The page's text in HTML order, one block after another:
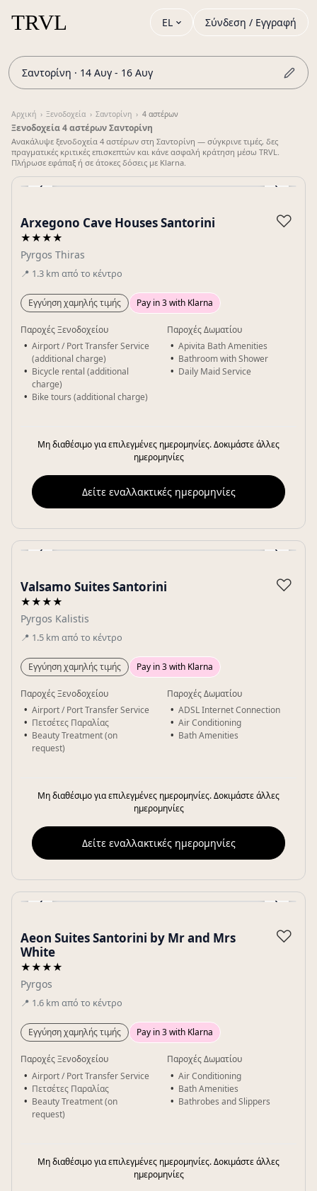
EL Σύνδεση / Εγγραφή
Σαντορίνη · 14 Αυγ - 16 Αυγ
Αρχική › Ξενοδοχεία › Σαντορίνη › 4 αστέρων
Ξενοδοχεία 4 αστέρων Σαντορίνη
Ανακάλυψε ξενοδοχεία 4 αστέρων στη Σαντορίνη — σύγκρινε τιμές, δες
πραγματικές κριτικές επισκεπτών και κάνε ασφαλή κράτηση μέσω TRVL.
Πλήρωσε εφάπαξ ή σε άτοκες δόσεις με Klarna.
‹ ›
Arxegono Cave Houses Santorini
★★★★
Pyrgos Thiras
📍 1.3 km από το κέντρο
♡
Εγγύηση χαμηλής τιμής Pay in 3 with Klarna
Παροχές Ξενοδοχείου
Airport / Port Transfer Service
(additional charge)
Bicycle rental (additional
charge)
Bike tours (additional charge)
Παροχές Δωματίου
Apivita Bath Amenities
Bathroom with Shower
Daily Maid Service
Μη διαθέσιμο για επιλεγμένες ημερομηνίες. Δοκιμάστε άλλες
ημερομηνίες
Δείτε εναλλακτικές ημερομηνίες
‹ ›
Valsamo Suites Santorini
★★★★
Pyrgos Kalistis
📍 1.5 km από το κέντρο
♡
Εγγύηση χαμηλής τιμής Pay in 3 with Klarna
Παροχές Ξενοδοχείου
Airport / Port Transfer Service
Πετσέτες Παραλίας
Beauty Treatment (on
request)
Παροχές Δωματίου
ADSL Internet Connection
Air Conditioning
Bath Amenities
Μη διαθέσιμο για επιλεγμένες ημερομηνίες. Δοκιμάστε άλλες
ημερομηνίες
Δείτε εναλλακτικές ημερομηνίες
‹ ›
Aeon Suites Santorini by Mr and Mrs
White
★★★★
Pyrgos
📍 1.6 km από το κέντρο
♡
Εγγύηση χαμηλής τιμής Pay in 3 with Klarna
Παροχές Ξενοδοχείου
Airport / Port Transfer Service
Πετσέτες Παραλίας
Beauty Treatment (on
request)
Παροχές Δωματίου
Air Conditioning
Bath Amenities
Bathrobes and Slippers
Μη διαθέσιμο για επιλεγμένες ημερομηνίες. Δοκιμάστε άλλες
ημερομηνίες